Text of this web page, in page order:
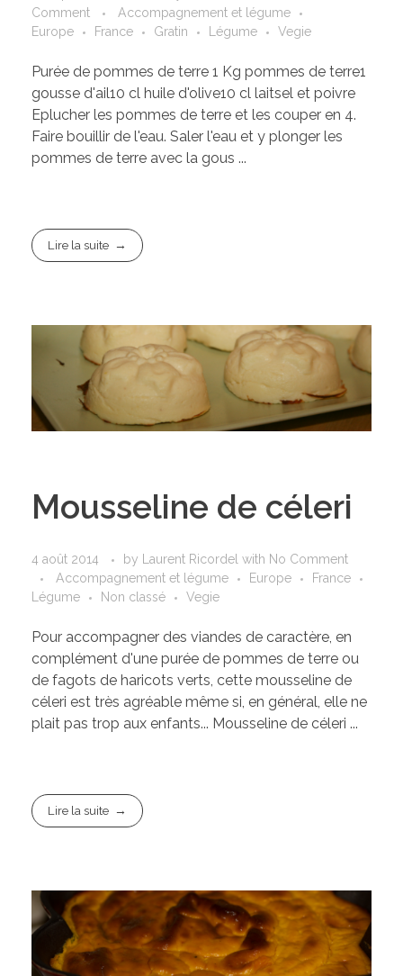
Comment
Accompagnement et légume
Europe
France Gratin Légume Vegie
Purée de pommes de terre 1 Kg pommes de terre1
gousse d'ail10 cl huile d'olive10 cl laitsel et poivre
Eplucher les pommes de terre et les couper en 4.
Faire bouillir de l'eau. Saler l'eau et y plonger les
pommes de terre avec la gous ...
Lire la suite
Mousseline de céleri
4 août 2014 by Laurent Ricordel with No Comment
Accompagnement et légume
Europe
France
Légume
Non classé Vegie
Pour accompagner des viandes de caractère, en
complément d'une purée de pommes de terre ou
de fagots de haricots verts, cette mousseline de
céleri est très agréable même si, en général, elle ne
plait pas trop aux enfants... Mousseline de céleri ...
Lire la suite